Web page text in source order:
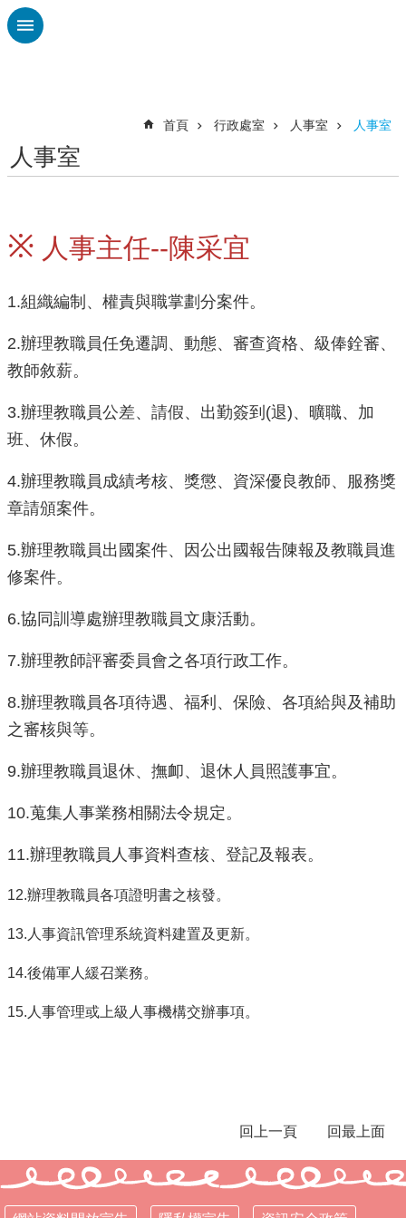
跳到主要內容區塊
校
欄
林
縣
教
育
處
總
體
課
計
畫
學
年
度
學
生
量
制
辦
法
115
度
生
學
時
程
美
班
東
明
首頁 行政處室 人事室 人事室
人事室
※ 人事主任--陳采宜
1.組織編制、權責與職掌劃分案件。
2.辦理教職員任免遷調、動態、審查資格、級俸銓審、
教師敘薪。
3.辦理教職員公差、請假、出勤簽到(退)、曠職、加
班、休假。
4.辦理教職員成績考核、獎懲、資深優良教師、服務獎
章請頒案件。
5.辦理教職員出國案件、因公出國報告陳報及教職員進
修案件。
6.協同訓導處辦理教職員文康活動。
7.辦理教師評審委員會之各項行政工作。
8.辦理教職員各項待遇、福利、保險、各項給與及補助
之審核與等。
9.辦理教職員退休、撫卹、退休人員照護事宜。
10.蒐集人事業務相關法令規定。
11.辦理教職員人事資料查核、登記及報表。
12.辦理教職員各項證明書之核發。
13.人事資訊管理系統資料建置及更新。
14.後備軍人緩召業務。
15.人事管理或上級人事機構交辦事項。
回上一頁 回最上面